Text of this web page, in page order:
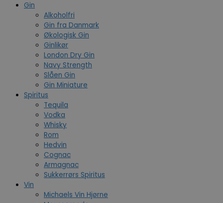
Gin
Alkoholfri
Gin fra Danmark
Økologisk Gin
Ginlikør
London Dry Gin
Navy Strength
Slåen Gin
Gin Miniature
Spiritus
Tequila
Vodka
Whisky
Rom
Hedvin
Cognac
Armagnac
Sukkerrørs Spiritus
Vin
Michaels Vin Hjørne